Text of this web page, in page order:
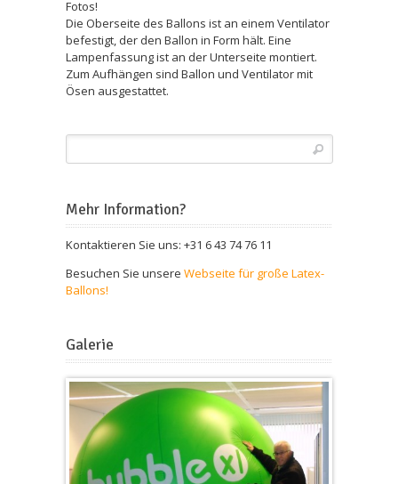
Fotos!
Die Oberseite des Ballons ist an einem Ventilator
befestigt, der den Ballon in Form hält. Eine
Lampenfassung ist an der Unterseite montiert.
Zum Aufhängen sind Ballon und Ventilator mit
Ösen ausgestattet.
Mehr Information?
Kontaktieren Sie uns: +31 6 43 74 76 11
Besuchen Sie unsere Webseite für große Latex-
Ballons!
Galerie